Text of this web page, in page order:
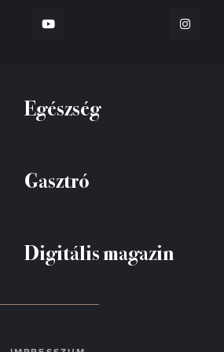
Egészség
Gasztró
Digitális magazin